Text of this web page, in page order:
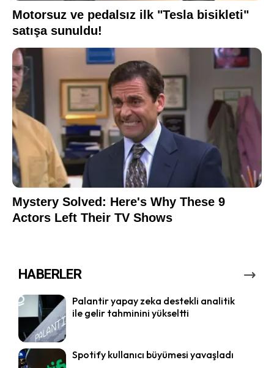
HABERLER
Palantir yapay zeka destekli analitik
ile gelir tahminini yükseltti
Spotify kullanıcı büyümesi yavaşladı